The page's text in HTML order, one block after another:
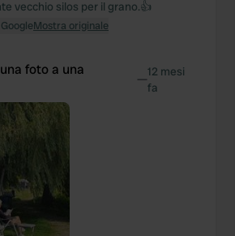
vecchio silos per il grano.👍
Mostra originale
foto a una
—12 mesi
fa